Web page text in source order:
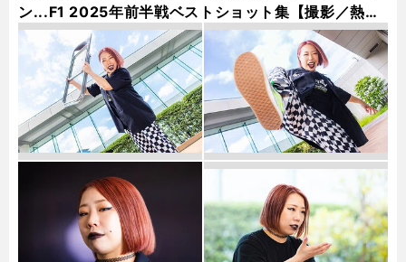
ン...F1 2025年前半戦ベストショット集【撮影／熱田
護＆桜井淳雄】